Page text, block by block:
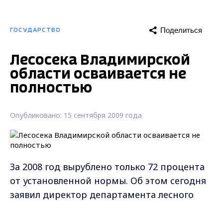
ГОСУДАРСТВО Поделиться
Лесосека Владимирской
области осваивается не
полностью
Опубликовано: 15 сентября 2009 года
За 2008 год вырублено только 72 процента
от установленной нормы. Об этом сегодня
заявил директор департамента лесного